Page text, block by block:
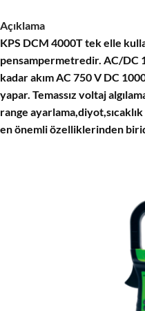
Açıklama
KPS DCM 4000T tek elle
pensampermetredir. AC/DC
kadar akım AC 750 V DC
yapar. Temassız voltaj
range
en önemli özelliklerinden